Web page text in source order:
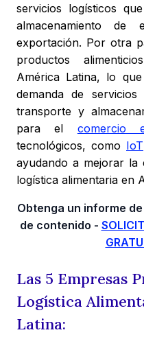
servicios logísticos
almacenamiento
exportación. Por otra
productos
América Latina, lo
demanda de
transporte y
para el comercio
tecnológicos, como IoT
ayudando a mejorar la
logística alimentaria en
Obtenga un informe
de contenido -
Las 5 Empresas
Logística
Latina: